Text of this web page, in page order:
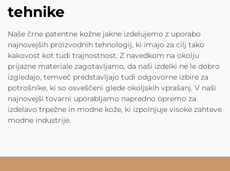
tehnike
Naše črne patentne kožne jakne izdelujemo z uporabo
najnovejših proizvodnih tehnologij, ki imajo za cilj tako
kakovost kot tudi trajnostnost. Z navedkom na okolju
prijazne materiale zagotavljamo, da naši izdelki ne le dobro
izgledajo, temveč predstavljajo tudi odgovorne izbire za
potrošnike, ki so osveščeni glede okoljskih vprašanj. V naši
najnovejši tovarni uporabljamo napredno opremo za
izdelavo trpežne in modne kože, ki izpolnjuje visoke zahteve
modne industrije.